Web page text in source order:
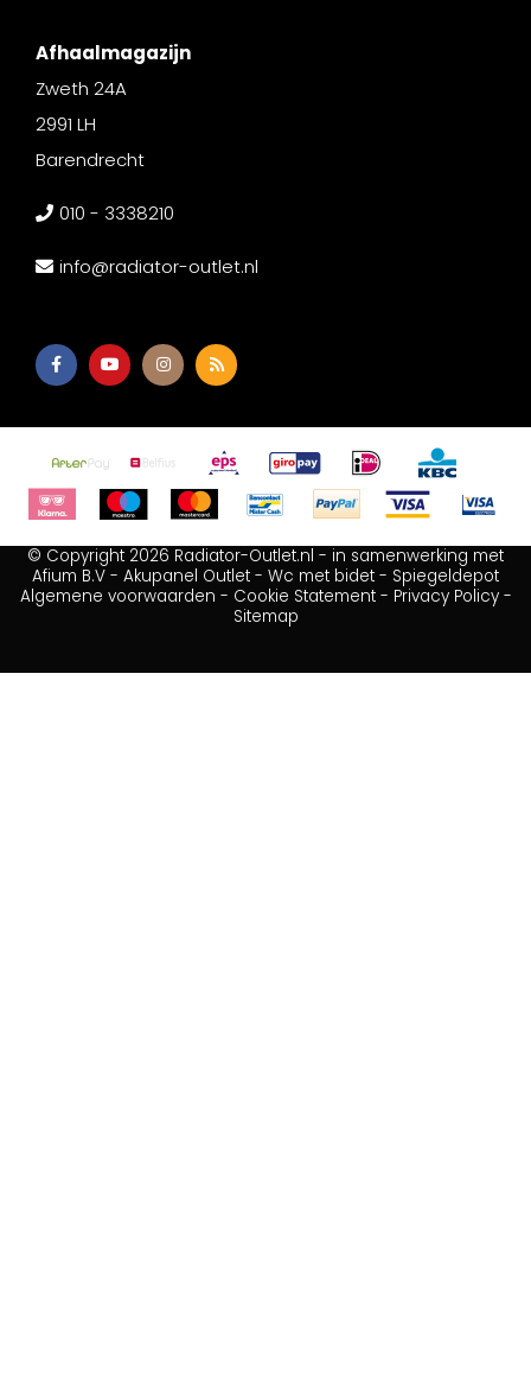
Afhaalmagazijn
Zweth 24A
2991 LH
Barendrecht
010 - 3338210
info@radiator-outlet.nl
© Copyright 2026 Radiator-Outlet.nl - in samenwerking met
Afium B.V - Akupanel Outlet - Wc met bidet - Spiegeldepot
Algemene voorwaarden - Cookie Statement- Privacy Policy-
Sitemap